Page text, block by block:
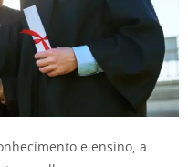
e ensino, a